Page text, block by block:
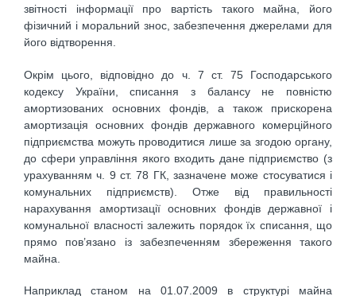
звітності інформації про вартість такого майна, його
фізичний і моральний знос, забезпечення джерелами для
його відтворення.
Окрім цього, відповідно до ч. 7 ст. 75 Господарського
кодексу України, списання з балансу не повністю
амортизованих основних фондів, а також прискорена
амортизація основних фондів державного комерційного
підприємства можуть проводитися лише за згодою органу,
до сфери управління якого входить дане підприємство (з
урахуванням ч. 9 ст. 78 ГК, зазначене може стосуватися і
комунальних підприємств). Отже від правильності
нарахування амортизації основних фондів державної і
комунальної власності залежить порядок їх списання, що
прямо пов’язано із забезпеченням збереження такого
майна.
Наприклад станом на 01.07.2009 в структурі майна